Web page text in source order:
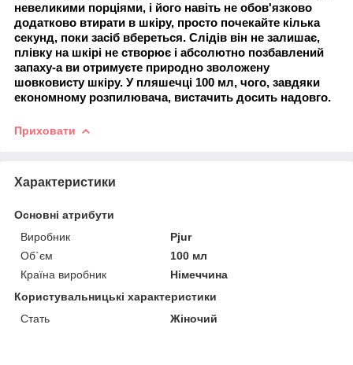
невеликими порціями, і його навіть не обов'язково
додатково втирати в шкіру, просто почекайте кілька
секунд, поки засіб вбереться. Слідів він не залишає,
плівку на шкірі не створює і абсолютно позбавлений
запаху-а ви отримуєте природно зволожену
шовковисту шкіру. У пляшечці 100 мл, чого, завдяки
економному розпилювача, вистачить досить надовго.
Приховати
Характеристики
Основні атрибути
Виробник
Pjur
Об`єм
100 мл
Країна виробник
Німеччина
Користувальницькі характеристики
Стать
Жіночий